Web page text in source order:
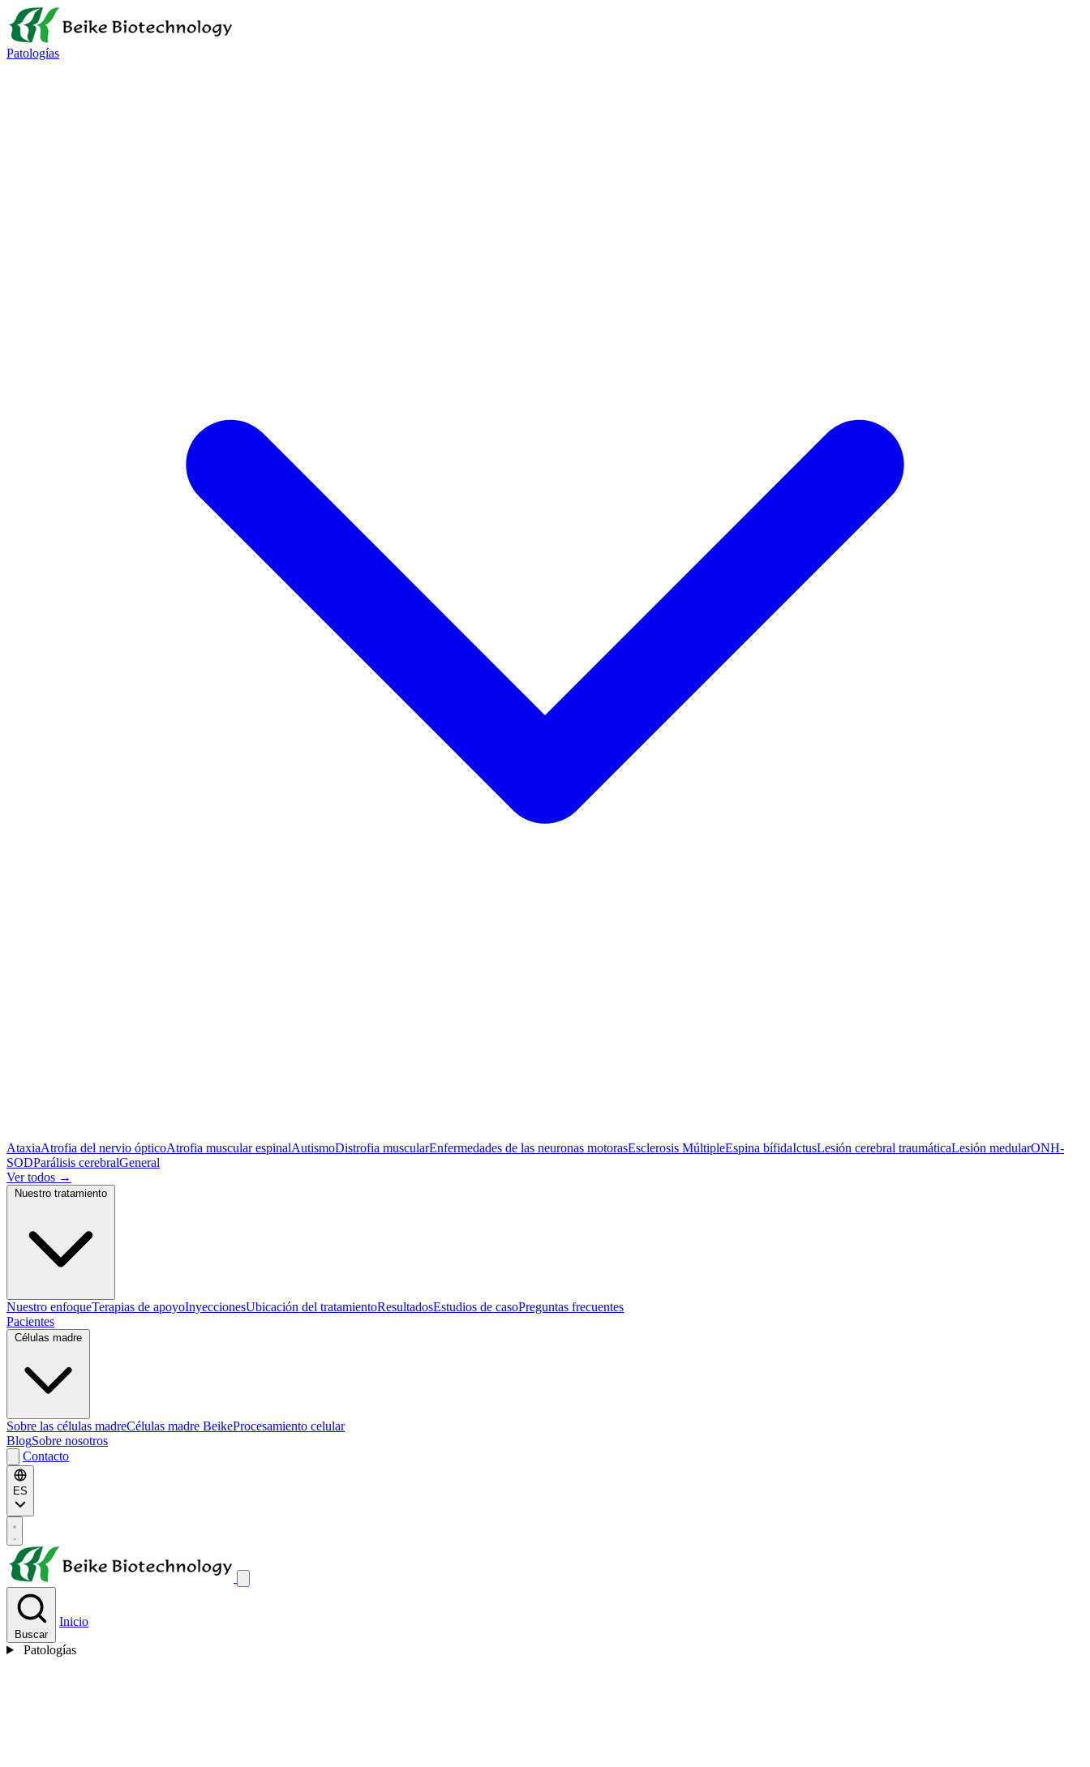
Patologías
AtaxiaAtrofia del nervio ópticoAtrofia muscular espinalAutismoDistrofia muscularEnfermedades de las neuronas motorasEsclerosis MúltipleEspina bífidaIctusLesión cerebral traumáticaLesión medularONH-
SODParálisis cerebralGeneral
Ver todos →
Nuestro enfoqueTerapias de apoyoInyeccionesUbicación del tratamientoResultadosEstudios de casoPreguntas frecuentes
Pacientes
Sobre las células madreCélulas madre BeikeProcesamiento celular
BlogSobre nosotros
Contacto
ES
Buscar
Inicio
Patologías